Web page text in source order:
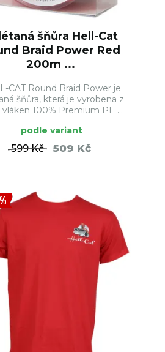
šňůra Hell-Cat
Braid Power Red
200m ...
CAT Round Braid Power je
šňůra, která je vyrobena z
vláken 100% Premium PE ...
podle variant
599 Kč 509 Kč